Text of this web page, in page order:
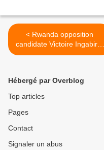
< Rwanda opposition
candidate Victoire Ingabire:
Kagame, set me free
Hébergé par Overblog
Top articles
Pages
Contact
Signaler un abus